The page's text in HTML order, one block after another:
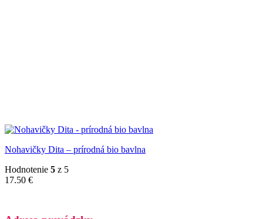
Nohavičky Dita – prírodná bio bavlna
Hodnotenie 5 z 5
17.50 €